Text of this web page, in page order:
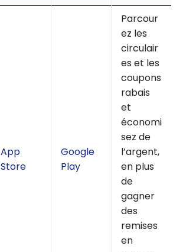
App
Store
Google
Play
Parcour
ez les
circulair
es et les
coupons
rabais
et
économi
sez de
l’argent,
en plus
de
gagner
des
remises
en